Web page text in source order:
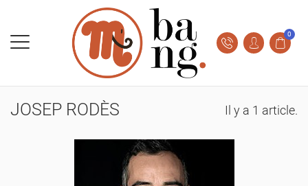
0
JOSEP RODÈS Il y a 1 article.